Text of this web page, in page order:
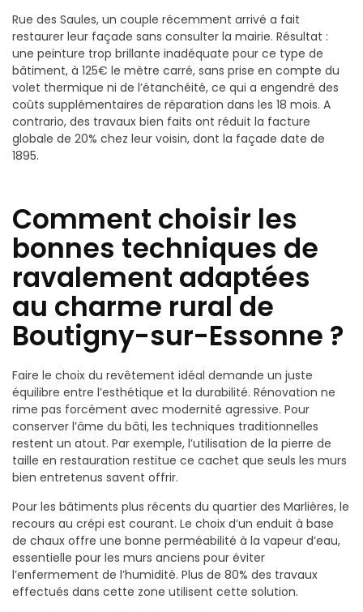
Rue des Saules, un couple récemment arrivé a fait
restaurer leur façade sans consulter la mairie. Résultat :
une peinture trop brillante inadéquate pour ce type de
bâtiment, à 125€ le mètre carré, sans prise en compte du
volet thermique ni de l’étanchéité, ce qui a engendré des
coûts supplémentaires de réparation dans les 18 mois. A
contrario, des travaux bien faits ont réduit la facture
globale de 20% chez leur voisin, dont la façade date de
1895.
Comment choisir les
bonnes techniques de
ravalement adaptées
au charme rural de
Boutigny-sur-Essonne ?
Faire le choix du revêtement idéal demande un juste
équilibre entre l’esthétique et la durabilité. Rénovation ne
rime pas forcément avec modernité agressive. Pour
conserver l’âme du bâti, les techniques traditionnelles
restent un atout. Par exemple, l’utilisation de la pierre de
taille en restauration restitue ce cachet que seuls les murs
bien entretenus savent offrir.
Pour les bâtiments plus récents du quartier des Marlières, le
recours au crépi est courant. Le choix d’un enduit à base
de chaux offre une bonne perméabilité à la vapeur d’eau,
essentielle pour les murs anciens pour éviter
l’enfermement de l’humidité. Plus de 80% des travaux
effectués dans cette zone utilisent cette solution.